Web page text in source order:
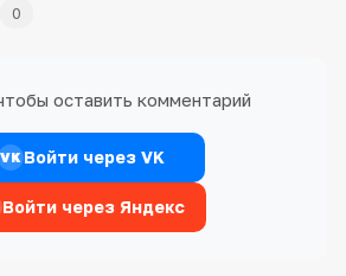
0
оставить комментарий
VKВойти через VK
Войти через Яндекс